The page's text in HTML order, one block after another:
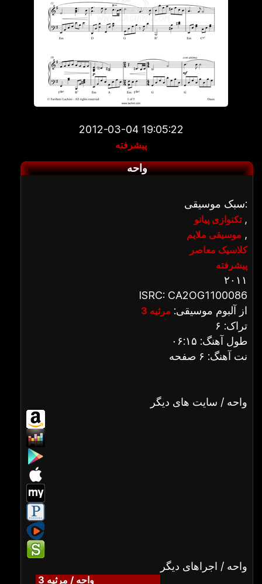
2012-03-04 19:05:22
پیشرفته
واحه
سبک موسیقی:
تکنوازی پیانو,
موسیقی ملایم ,
کلاسیک معاصر
پیشرفته
۲۰۱۱
ISRC: CA2OG1100086
از آلبوم موسیقی: مرثیه 3
تراک: ۶
طول آهنگ: ۰۶:۱۵
نت آهنگ: ۶ صفحه
واحه / سایت های دیگر
واحه / اجراهای دیگر
واحه / مرثیه 3